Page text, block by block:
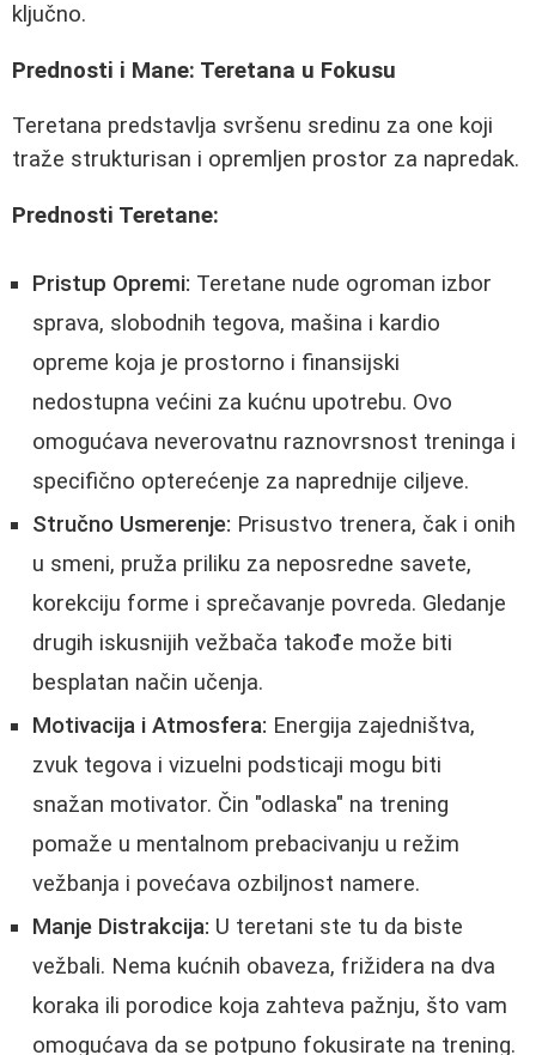
ključno.
Prednosti i Mane: Teretana u Fokusu
Teretana predstavlja svršenu sredinu za one koji
traže strukturisan i opremljen prostor za napredak.
Prednosti Teretane:
Pristup Opremi: Teretane nude ogroman izbor
sprava, slobodnih tegova, mašina i kardio
opreme koja je prostorno i finansijski
nedostupna većini za kućnu upotrebu. Ovo
omogućava neverovatnu raznovrsnost treninga i
specifično opterećenje za naprednije ciljeve.
Stručno Usmerenje: Prisustvo trenera, čak i onih
u smeni, pruža priliku za neposredne savete,
korekciju forme i sprečavanje povreda. Gledanje
drugih iskusnijih vežbača takođe može biti
besplatan način učenja.
Motivacija i Atmosfera: Energija zajedništva,
zvuk tegova i vizuelni podsticaji mogu biti
snažan motivator. Čin "odlaska" na trening
pomaže u mentalnom prebacivanju u režim
vežbanja i povećava ozbiljnost namere.
Manje Distrakcija: U teretani ste tu da biste
vežbali. Nema kućnih obaveza, frižidera na dva
koraka ili porodice koja zahteva pažnju, što vam
omogućava da se potpuno fokusirate na trening.